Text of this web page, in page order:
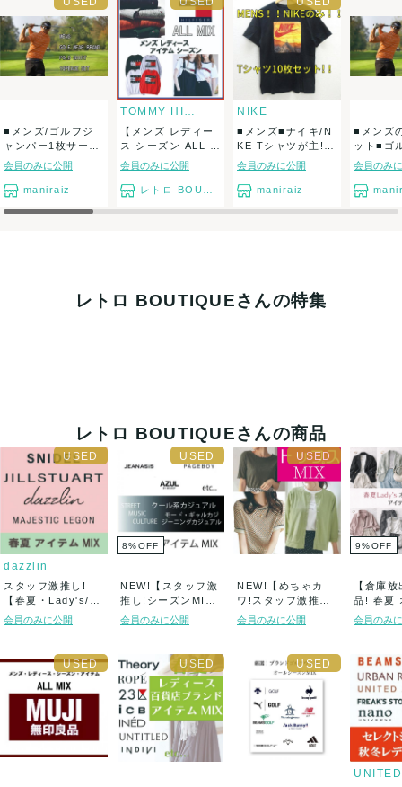
■メンズ/ゴルフジ
ャンパー1枚サービ
ス！！！■ゴル...
会員のみに公開
maniraiz
TOMMY HILFIGER
【メンズ レディー
ス シーズン ALL M
IX /...
会員のみに公開
レトロ BOUTIQUE
NIKE
■メンズ■ナイキ/N
KE Tシャツが主!ト
ップス...
会員のみに公開
maniraiz
■メンズ
ット■ゴ
ブラン
会員のみ
レトロ BOUTIQUEさんの特集
レトロ BOUTIQUEさんの商品
dazzlin
スタッフ激推し!
【春夏・Lady's/
1...
会員のみに公開
8%OFF
NEW!【スタッフ激
推し!シーズンMI
X・Lady...
会員のみに公開
NEW!【めちゃカ
ワ!スタッフ激推し!
春夏・Lad...
会員のみに公開
9%OFF
【倉庫
品! 春夏
カジュ
会員のみ